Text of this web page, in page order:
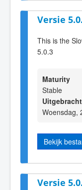
Versie
This is the
5.0.3
Maturity
Stable
Woensdag,
Bekijk
Versie